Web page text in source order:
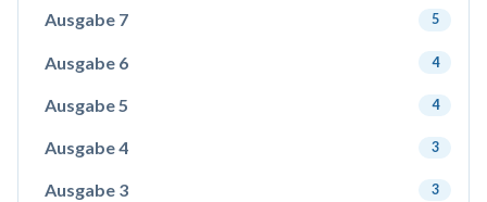
Ausgabe 7 5
Ausgabe 6 4
Ausgabe 5 4
Ausgabe 4 3
Ausgabe 3 3